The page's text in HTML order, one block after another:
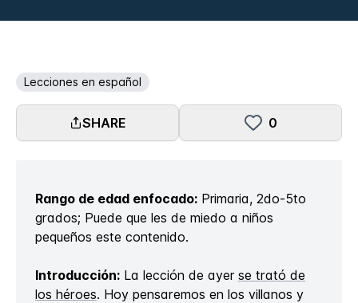
Lecciones en español
SHARE 0
Rango de edad enfocado: Primaria, 2do-5to
grados; Puede que les de miedo a niños
pequeños este contenido.
Introducción: La lección de ayer se trató de
los héroes. Hoy pensaremos en los villanos y